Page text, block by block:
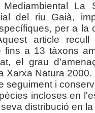
Mediambiental
del riu Gaià,
per a la
article
fins a 13 tàxons
el grau
Xarxa Natura
seguiment i
incloses en
distribució en